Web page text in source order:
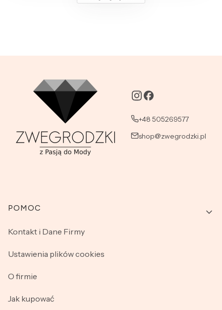
+48 505269577
shop@zwegrodzki.pl
Linki w stopce
POMOC
Kontakt i Dane Firmy
Ustawienia plików cookies
O firmie
Jak kupować